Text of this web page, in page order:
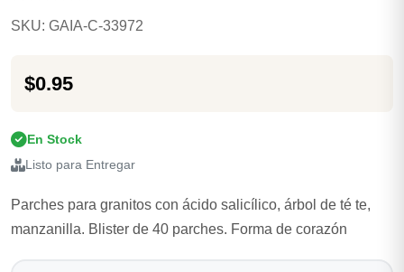
SKU: GAIA-C-33972
$0.95
En Stock
Listo para Entregar
Parches para granitos con ácido salicílico, árbol de té te,
manzanilla. Blister de 40 parches. Forma de corazón